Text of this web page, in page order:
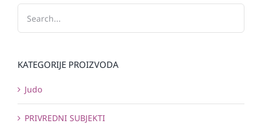
KATEGORIJE PROIZVODA
Judo
PRIVREDNI SUBJEKTI